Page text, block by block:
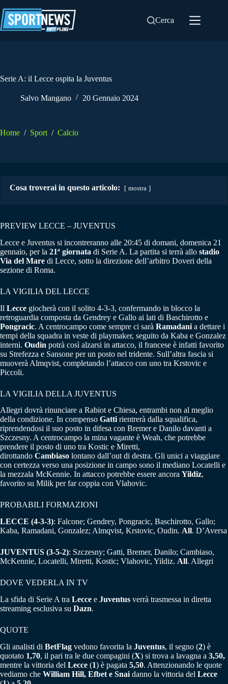
al
contenuto
Cerca
Serie A: il Lecce ospita la Juventus
Salvo Mangano 20 Gennaio 2024
Home / Sport / Calcio
Cosa troverai in questo articolo: mostra
PREVIEW LECCE – JUVENTUS
Lecce e Juventus si incontreranno alle 20:45 di domani, domenica 21
gennaio, per la 21ª giornata di Serie A. La partita si terrà allo stadio
Via del Mare di Lecce, sotto la direzione dell’arbitro Doveri della
sezione di Roma.
LA VIGILIA DEL LECCE
Il Lecce giocherà con il solito 4-3-3, confermando in blocco la
retroguardia composta da Gendrey e Gallo ai lati di Baschirotto e
Pongracic. A centrocampo come sempre ci sarà Ramadani a dettare i
tempi della squadra in veste di playmaker, seguito da Kaba e Gonzalez
interni. Oudin potrà così alzarsi in attacco, il francese è infatti favorito
su Strefezza e Sansone per un posto nel tridente. Sull’altra fascia si
muoverà Almqvist, completando l’attacco con uno tra Krstovic e
Piccoli.
LA VIGILIA DELLA JUVENTUS
Allegri dovrà rinunciare a Rabiot e Chiesa, entrambi non al meglio
della condizione. In compenso Gatti rientrerà dalla squalifica,
riprendendosi il suo posto in difesa con Bremer e Danilo davanti a
Szczesny. A centrocampo la mina vagante è Weah, che potrebbe
prendere il posto di uno tra Kostic e Miretti,
dirottando Cambiaso lontano dall’out di destra. Gli unici a viaggiare
con certezza verso una posizione in campo sono il mediano Locatelli e
la mezzala McKennie. In attacco potrebbe essere ancora Yildiz,
favorito su Milik per far coppia con Vlahovic.
PROBABILI FORMAZIONI
LECCE (4-3-3): Falcone; Gendrey, Pongracic, Baschirotto, Gallo;
Kaba, Ramadani, Gonzalez; Almqvist, Krstovic, Oudin. All. D’Aversa
JUVENTUS (3-5-2): Szczesny; Gatti, Bremer, Danilo; Cambiaso,
McKennie, Locatelli, Miretti, Kostic; Vlahovic, Yildiz. All. Allegri
DOVE VEDERLA IN TV
La sfida di Serie A tra Lecce e Juventus verrà trasmessa in diretta
streaming esclusiva su Dazn.
QUOTE
Gli analisti di BetFlag vedono favorita la Juventus, il segno (2) è
quotato 1,70, il pari tra le due compagini (X) si trova a lavagna a 3,50,
mentre la vittoria del Lecce (1) è pagata 5,50. Attenzionando le quote
vediamo che William Hill, Efbet e Snai danno la vittoria del Lecce